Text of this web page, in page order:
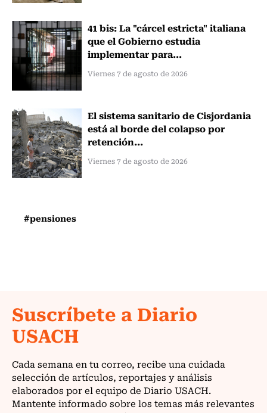
41 bis: La "cárcel estricta" italiana
que el Gobierno estudia
implementar para...
Viernes 7 de agosto de 2026
El sistema sanitario de Cisjordania
está al borde del colapso por
retención...
Viernes 7 de agosto de 2026
#pensiones